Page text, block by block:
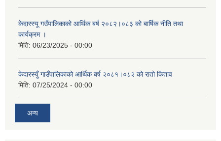
केदारस्यू गउँपालिकाको आर्थिक बर्ष २०८२।०८३ को बार्षिक नीति तथा
कार्यक्रम ।
मिति: 06/23/2025 - 00:00
केदारस्युँ गाउँपालिकाको आर्थिक बर्ष २०८१।०८२ को रातो किताव
मिति: 07/25/2024 - 00:00
अन्य